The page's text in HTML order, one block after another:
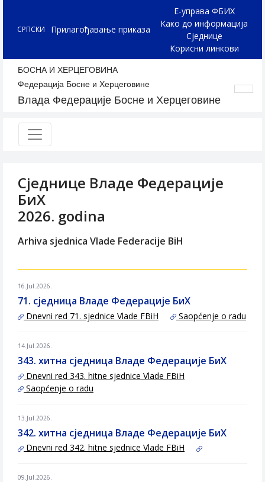
СРПСКИ Прилагођавање приказа
Е-управа ФБИХ
Како до информација
Сједнице
Корисни линкови
БОСНА И ХЕРЦЕГОВИНА
Федерација Босне и Херцеговине
Влада Федерације Босне и Херцеговине
Сједнице Владе Федерације
БиХ
2026. godina
Arhiva sjednica Vlade Federacije BiH
16.Jul.2026.
71. сједница Владе Федерације БиХ
Dnevni red 71. sjednice Vlade FBiH Saopćenje o radu
14.Jul.2026.
343. хитна сједница Владе Федерације БиХ
Dnevni red 343. hitne sjednice Vlade FBiH
Saopćenje o radu
13.Jul.2026.
342. хитна сједница Владе Федерације БиХ
Dnevni red 342. hitne sjednice Vlade FBiH
09.Jul.2026.